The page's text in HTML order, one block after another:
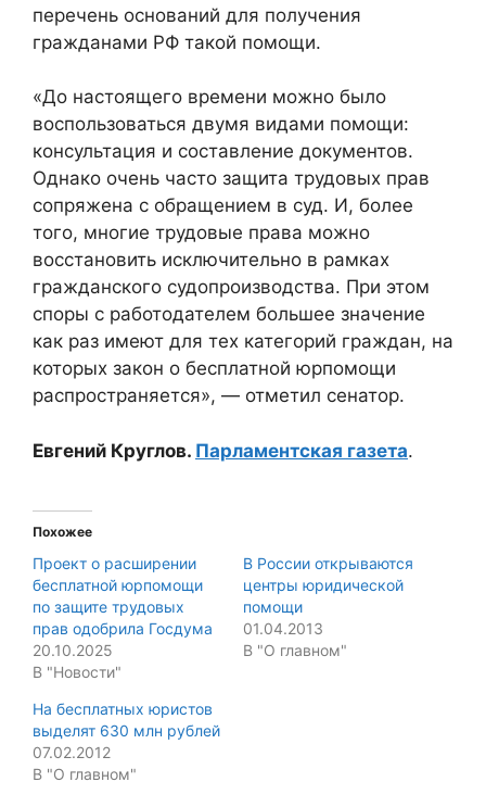
перечень оснований для получения
гражданами РФ такой помощи.
«До настоящего времени можно было
воспользоваться двумя видами помощи:
консультация и составление документов.
Однако очень часто защита трудовых прав
сопряжена с обращением в суд. И, более
того, многие трудовые права можно
восстановить исключительно в рамках
гражданского судопроизводства. При этом
споры с работодателем большее значение
как раз имеют для тех категорий граждан, на
которых закон о бесплатной юрпомощи
распространяется», — отметил сенатор.
Евгений Круглов. Парламентская газета.
Похожее
Проект о расширении
бесплатной юрпомощи
по защите трудовых
прав одобрила Госдума
20.10.2025
В "Новости"
В России открываются
центры юридической
помощи
01.04.2013
В "О главном"
На бесплатных юристов
выделят 630 млн рублей
07.02.2012
В "О главном"